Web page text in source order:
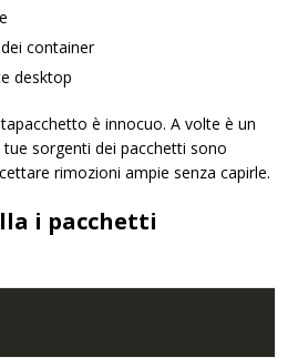
container
desktop
è innocuo. A volte è un
sorgenti dei pacchetti sono
rimozioni ampie senza capirle.
i pacchetti